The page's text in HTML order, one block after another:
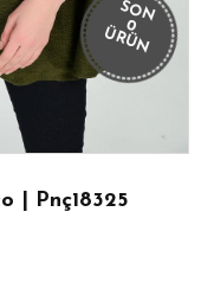
SON
0
ÜRÜN
| Pnç18325